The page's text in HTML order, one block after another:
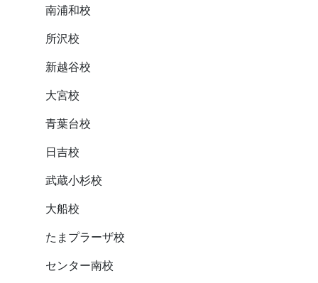
南浦和校
所沢校
新越谷校
大宮校
青葉台校
日吉校
武蔵小杉校
大船校
たまプラーザ校
センター南校